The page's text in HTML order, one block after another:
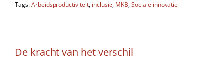
Tags:Arbeidsproductiviteit, inclusie, MKB,Sociale innovatie
De kracht van het verschil